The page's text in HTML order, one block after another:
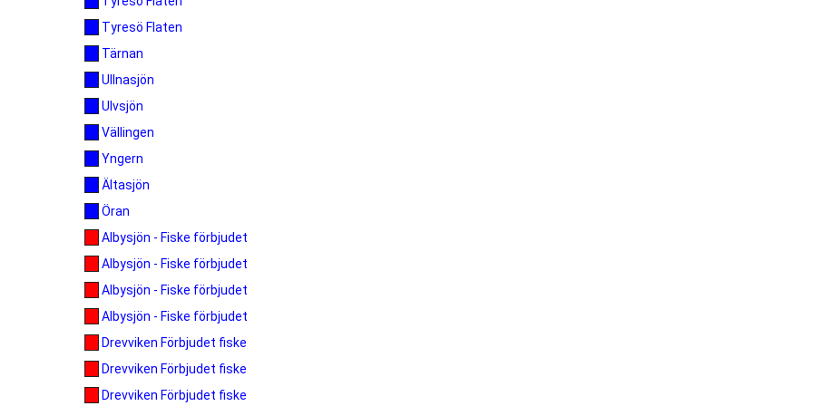
Tyresö Flaten
Tärnan
Ullnasjön
Ulvsjön
Vällingen
Yngern
Ältasjön
Öran
Albysjön - Fiske förbjudet
Albysjön - Fiske förbjudet
Albysjön - Fiske förbjudet
Albysjön - Fiske förbjudet
Drevviken Förbjudet fiske
Drevviken Förbjudet fiske
Drevviken Förbjudet fiske